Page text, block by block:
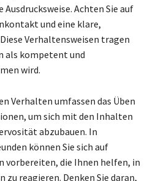
Achten Sie auf
und eine klare,
Verhaltensweisen tragen
als kompetent und
wird.
Verhalten umfassen das Üben
um sich mit den Inhalten
abzubauen. In
können Sie sich auf
vorbereiten, die Ihnen helfen, in
reagieren. Denken Sie daran,